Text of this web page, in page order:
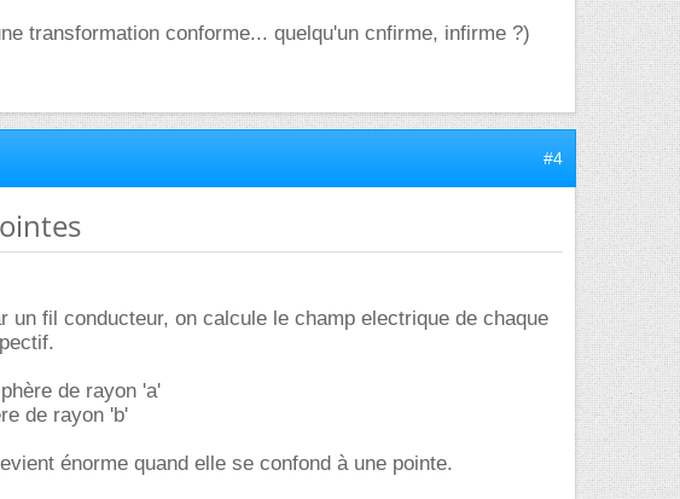
transformation conforme... quelqu'un cnfirme, infirme ?)
#4
un fil conducteur, on calcule le champ electrique de chaque
de rayon 'a'
de rayon 'b'
énorme quand elle se confond à une pointe.